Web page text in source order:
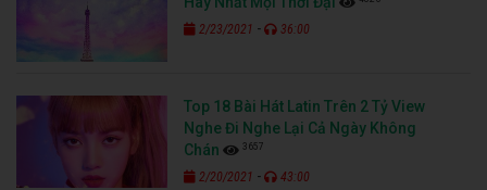
2/23/2021 - 36:00
Top 18 Bài Hát Latin Trên 2 Tỷ View
Nghe Đi Nghe Lại Cả Ngày Không
Chán
3657
2/20/2021 - 43:00